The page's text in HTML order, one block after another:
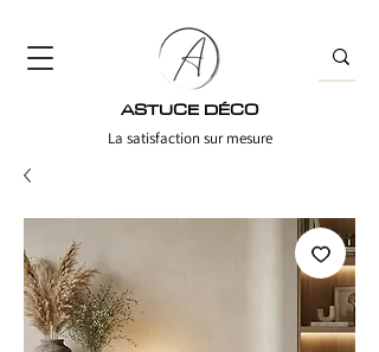
ASTUCE DÉCO
La satisfaction sur mesure